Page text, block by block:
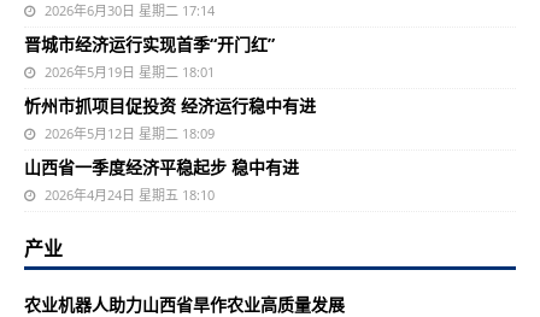
2026年6月30日 星期二 17:14
晋城市经济运行实现首季“开门红”
2026年5月19日 星期二 18:01
忻州市抓项目促投资 经济运行稳中有进
2026年5月12日 星期二 18:09
山西省一季度经济平稳起步 稳中有进
2026年4月24日 星期五 18:10
产业
农业机器人助力山西省旱作农业高质量发展